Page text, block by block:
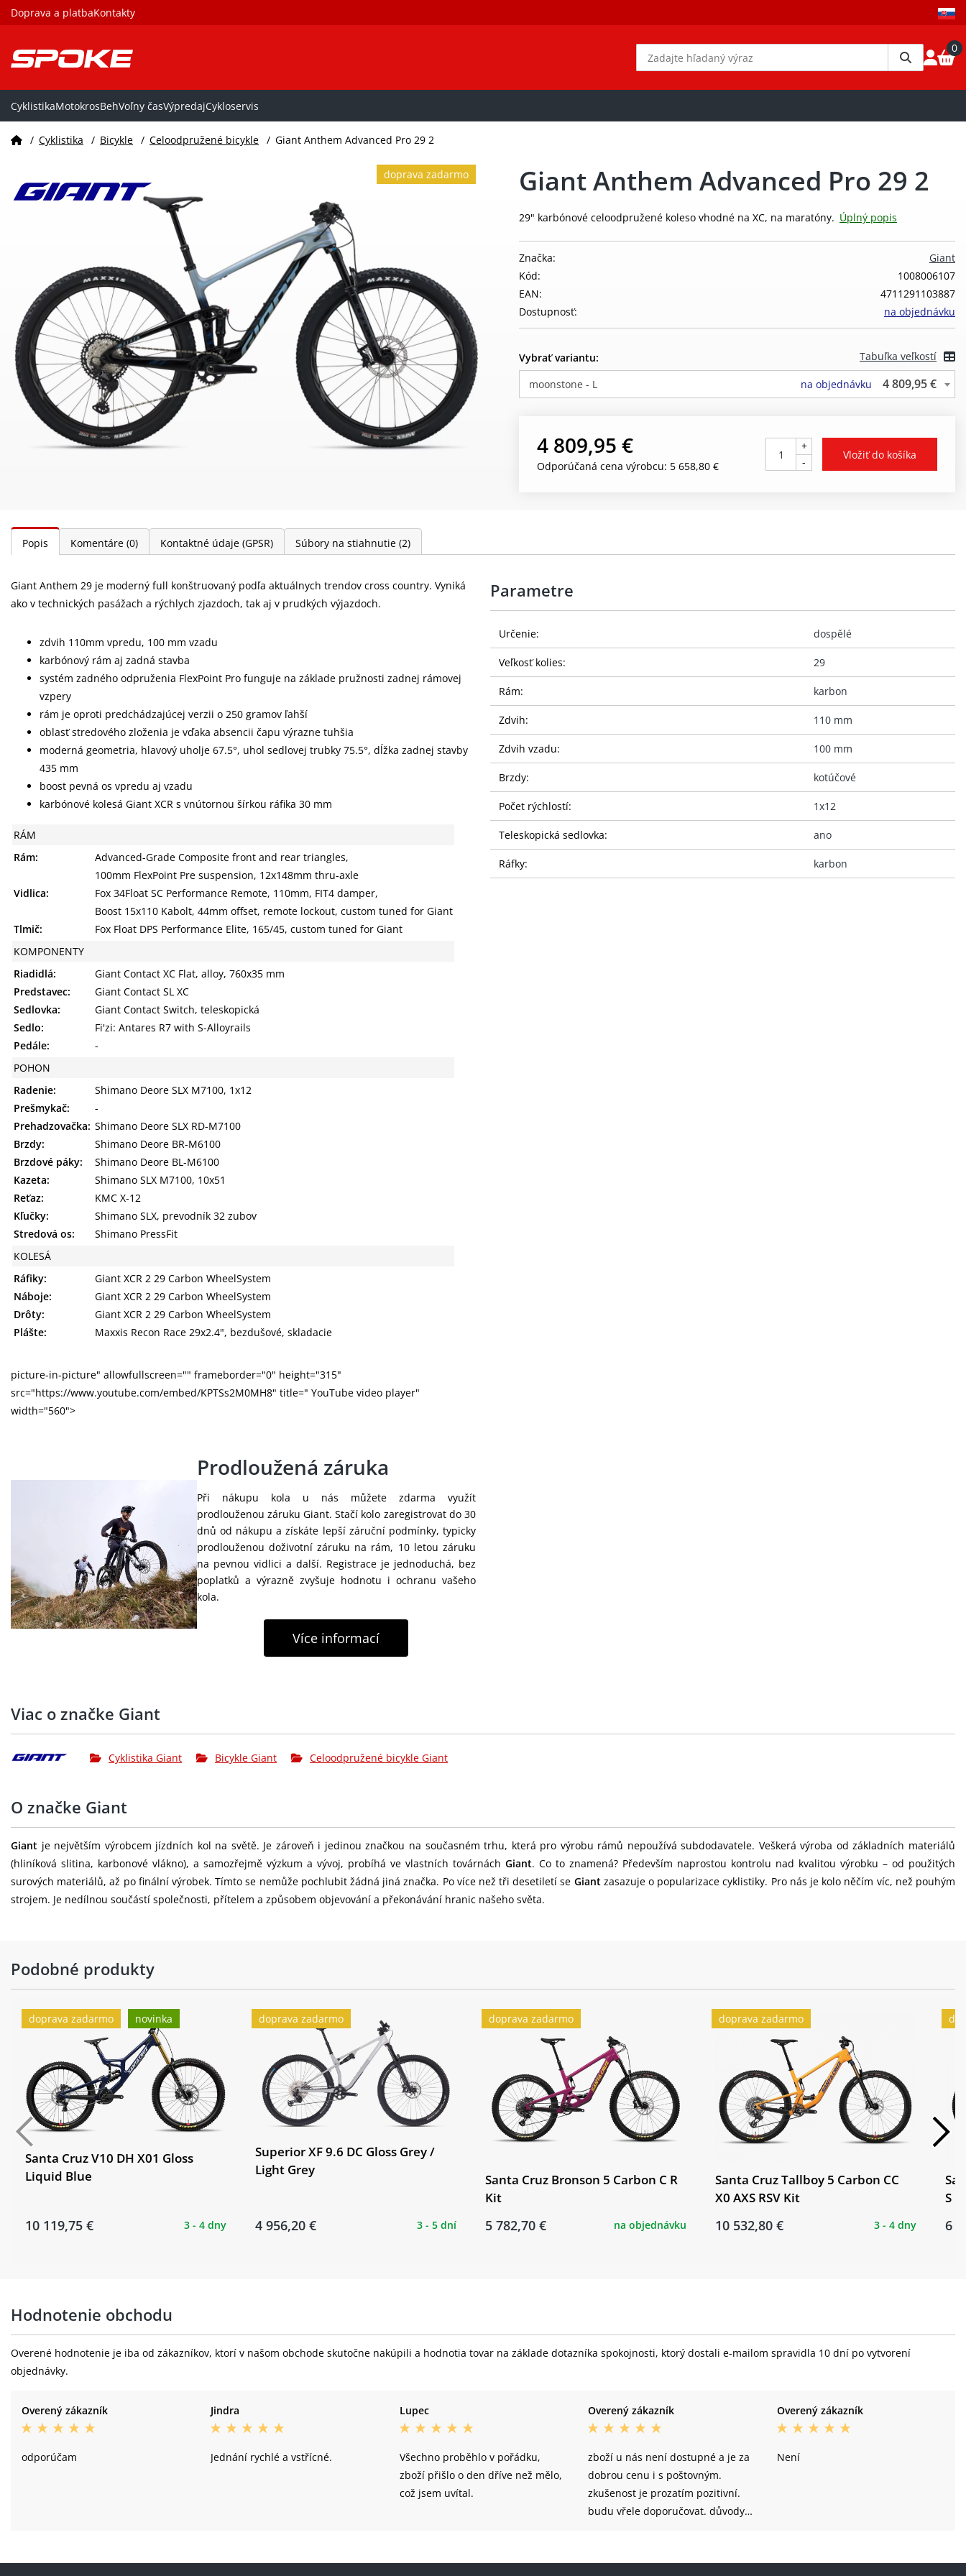
Doprava a platbaKontakty
0
CyklistikaMotokrosBehVoľny časVýpredajCykloservis
/ Cyklistika / Bicykle / Celoodpružené bicykle / Giant Anthem Advanced Pro 29 2
doprava zadarmo Giant Anthem Advanced Pro 29 2
29" karbónové celoodpružené koleso vhodné na XC, na maratóny. Úplný popis
Giant
Značka:
1008006107
Kód:
4711291103887
EAN:
na objednávku
Dostupnosť:
Vybrať variantu: Tabuľka veľkostí
moonstone - L na objednávku 4 809,95 €
4 809,95 €
Odporúčaná cena výrobcu: 5 658,80 €
+
-
Popis Komentáre (0) Kontaktné údaje (GPSR) Súbory na stiahnutie (2)
Giant Anthem 29 je moderný full konštruovaný podľa aktuálnych trendov cross country. Vyniká
ako v technických pasážach a rýchlych zjazdoch, tak aj v prudkých výjazdoch.
zdvih 110mm vpredu, 100 mm vzadu
karbónový rám aj zadná stavba
systém zadného odpruženia FlexPoint Pro funguje na základe pružnosti zadnej rámovej
vzpery
rám je oproti predchádzajúcej verzii o 250 gramov ľahší
oblasť stredového zloženia je vďaka absencii čapu výrazne tuhšia
moderná geometria, hlavový uholje 67.5°, uhol sedlovej trubky 75.5°, dĺžka zadnej stavby
435 mm
boost pevná os vpredu aj vzadu
karbónové kolesá Giant XCR s vnútornou šírkou ráfika 30 mm
RÁM
Rám:
Vidlica:
Tlmič:
Advanced-Grade Composite front and rear triangles,
100mm FlexPoint Pre suspension, 12x148mm thru-axle
Fox 34Float SC Performance Remote, 110mm, FIT4 damper,
Boost 15x110 Kabolt, 44mm offset, remote lockout, custom tuned for Giant
Fox Float DPS Performance Elite, 165/45, custom tuned for Giant
KOMPONENTY
Riadidlá:
Predstavec:
Sedlovka:
Sedlo:
Pedále:
Giant Contact XC Flat, alloy, 760x35 mm
Giant Contact SL XC
Giant Contact Switch, teleskopická
Fi'zi: Antares R7 with S-Alloyrails
-
POHON
Radenie:
Prešmykač:
Prehadzovačka:
Brzdy:
Brzdové páky:
Kazeta:
Reťaz:
Kľučky:
Stredová os:
Shimano Deore SLX M7100, 1x12
-
Shimano Deore SLX RD-M7100
Shimano Deore BR-M6100
Shimano Deore BL-M6100
Shimano SLX M7100, 10x51
KMC X-12
Shimano SLX, prevodník 32 zubov
Shimano PressFit
KOLESÁ
Ráfiky:
Náboje:
Drôty:
Plášte:
Giant XCR 2 29 Carbon WheelSystem
Giant XCR 2 29 Carbon WheelSystem
Giant XCR 2 29 Carbon WheelSystem
Maxxis Recon Race 29x2.4", bezdušové, skladacie
picture-in-picture" allowfullscreen="" frameborder="0" height="315"
src="https://www.youtube.com/embed/KPTSs2M0MH8" title=" YouTube video player"
width="560">
Prodloužená záruka
Při nákupu kola u nás můžete zdarma využít
prodlouženou záruku Giant. Stačí kolo zaregistrovat do 30
dnů od nákupu a získáte lepší záruční podmínky, typicky
prodlouženou doživotní záruku na rám, 10 letou záruku
na pevnou vidlici a další. Registrace je jednoduchá, bez
poplatků a výrazně zvyšuje hodnotu i ochranu vašeho
kola.
Více informací
Parametre
Určenie: dospělé
Veľkosť kolies: 29
Rám: karbon
Zdvih: 110 mm
Zdvih vzadu: 100 mm
Brzdy: kotúčové
Počet rýchlostí: 1x12
Teleskopická sedlovka: ano
Ráfky: karbon
Viac o značke Giant
Cyklistika Giant Bicykle Giant Celoodpružené bicykle Giant
O značke Giant
Giant je největším výrobcem jízdních kol na světě. Je zároveň i jedinou značkou na současném trhu, která pro výrobu rámů nepoužívá subdodavatele. Veškerá výroba od základních materiálů
(hliníková slitina, karbonové vlákno), a samozřejmě výzkum a vývoj, probíhá ve vlastních továrnách Giant. Co to znamená? Především naprostou kontrolu nad kvalitou výrobku – od použitých
surových materiálů, až po finální výrobek. Tímto se nemůže pochlubit žádná jiná značka. Po více než tři desetiletí se Giant zasazuje o popularizace cyklistiky. Pro nás je kolo něčím víc, než pouhým
strojem. Je nedílnou součástí společnosti, přítelem a způsobem objevování a překonávání hranic našeho světa.
Podobné produkty
doprava zadarmo novinka
Santa Cruz V10 DH X01 Gloss
Liquid Blue
10 119,75 € 3 - 4 dny
doprava zadarmo
Superior XF 9.6 DC Gloss Grey /
Light Grey
4 956,20 € 3 - 5 dní
doprava zadarmo
Santa Cruz Bronson 5 Carbon C R
Kit
5 782,70 € na objednávku
doprava zadarmo
Santa Cruz Tallboy 5 Carbon CC
X0 AXS RSV Kit
10 532,80 € 3 - 4 dny
S
6
Hodnotenie obchodu
Overené hodnotenie je iba od zákazníkov, ktorí v našom obchode skutočne nakúpili a hodnotia tovar na základe dotazníka spokojnosti, ktorý dostali e-mailom spravidla 10 dní po vytvorení
objednávky.
Overený zákazník
odporúčam
Jindra
Jednání rychlé a vstřícné.
Lupec
Všechno proběhlo v pořádku,
zboží přišlo o den dříve než mělo,
což jsem uvítal.
Overený zákazník
zboží u nás není dostupné a je za
dobrou cenu i s poštovným.
zkušenost je prozatím pozitivní.
budu vřele doporučovat. důvody
Overený zákazník
Není